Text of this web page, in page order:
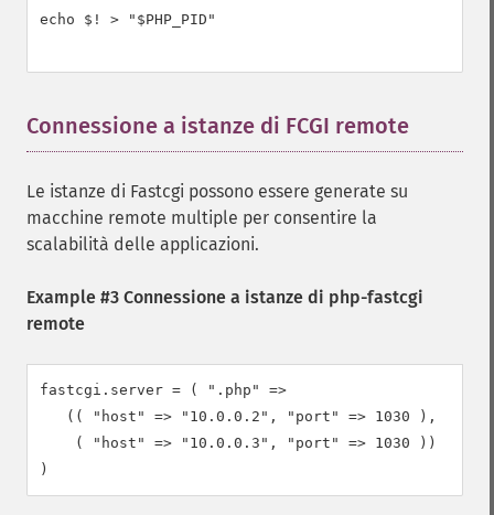
echo $! > "$PHP_PID"
Connessione a istanze di FCGI remote
Le istanze di Fastcgi possono essere generate su
macchine remote multiple per consentire la
scalabilità delle applicazioni.
Example #3 Connessione a istanze di php-fastcgi
remote
fastcgi.server = ( ".php" =>
   (( "host" => "10.0.0.2", "port" => 1030 ),
    ( "host" => "10.0.0.3", "port" => 1030 ))